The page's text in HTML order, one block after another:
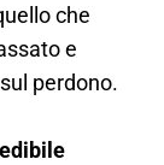
che
e
perdono.